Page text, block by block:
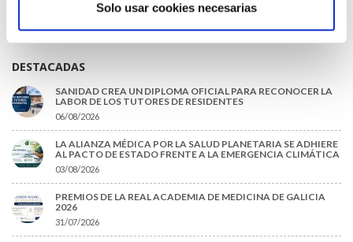
Solo usar cookies necesarias
DESTACADAS
SANIDAD CREA UN DIPLOMA OFICIAL PARA RECONOCER LA
LABOR DE LOS TUTORES DE RESIDENTES
06/08/2026
LA ALIANZA MÉDICA POR LA SALUD PLANETARIA SE ADHIERE
AL PACTO DE ESTADO FRENTE A LA EMERGENCIA CLIMÁTICA
03/08/2026
PREMIOS DE LA REAL ACADEMIA DE MEDICINA DE GALICIA
2026
31/07/2026